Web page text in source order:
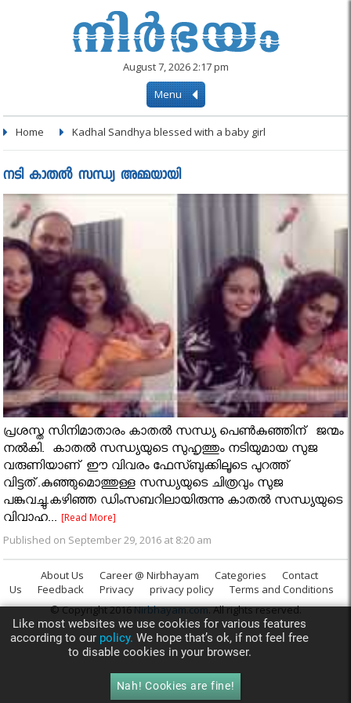
August 7, 2026 2:17 pm
Menu
Home Kadhal Sandhya blessed with a baby girl
നടി കാതല്‍ സന്ധ്യ അമ്മയായി
പ്രശസ്ത സിനിമാതാരം കാതല്‍ സന്ധ്യ പെണ്‍കുഞ്ഞിന് ജന്മം
നൽകി. കാതല്‍ സന്ധ്യയുടെ സുഹൃത്തും നടിയുമായ സുജ
വരുണിയാണ് ഈ വിവരം ഫേസ്ബുക്കിലൂടെ പുറത്ത്
വിട്ടത്.കുഞ്ഞുമൊത്തുള്ള സന്ധ്യയുടെ ചിത്രവും സുജ
പങ്കുവച്ചു.കഴിഞ്ഞ ഡിംസബറിലായിരുന്നു കാതല്‍ സന്ധ്യയുടെ
വിവാഹ...[Read More]
Published on September 29, 2016 at 8:20 am
About Us Career @ Nirbhayam Categories
Contact
Us
Feedback Privacy privacy policy
Terms and Conditions
© Copyright 2016Nirbhayam.com. All rights reserved.
Like most websites we use cookies for various features
according to our policy. We hope that’s ok, if not feel free
to disable cookies in your browser.
Nah! Cookies are fine!